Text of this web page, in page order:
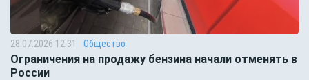
28.07.2026 12:31 Общество
Ограничения на продажу бензина начали отменять в
России